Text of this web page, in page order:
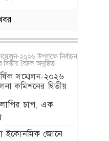
সম্মেলন-২০২৬
কমিশনের দ্বিতীয়
চাপ, এক
ইকোনমিক জোনে